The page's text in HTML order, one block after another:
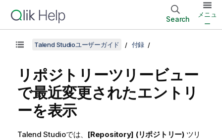
Search
メニュ
ー
Talend Studioユーザーガイド 付録
リポジトリーツリービュー
で最近変更されたエントリ
ーを表示
Talend Studioでは、 [Repository] (リポジトリー)ツリ